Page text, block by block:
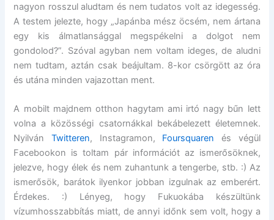
nagyon rosszul aludtam és nem tudatos volt az idegesség.
A testem jelezte, hogy „Japánba mész öcsém, nem ártana
egy kis álmatlansággal megspékelni a dolgot nem
gondolod?”. Szóval agyban nem voltam ideges, de aludni
nem tudtam, aztán csak beájultam. 8-kor csörgött az óra
és utána minden vajazottan ment.
A mobilt majdnem otthon hagytam ami irtó nagy bűn lett
volna a közösségi csatornákkal bekábelezett életemnek.
NyilvánTwitteren, Instagramon, Foursquaren és végül
Facebookon is toltam pár információt az ismerősöknek,
jelezve, hogy élek és nem zuhantunk a tengerbe, stb. :) Az
ismerősök, barátok ilyenkor jobban izgulnak az emberért.
Érdekes. :) Lényeg, hogy Fukuokába készültünk
vízumhosszabbítás miatt, de annyi időnk sem volt, hogy a